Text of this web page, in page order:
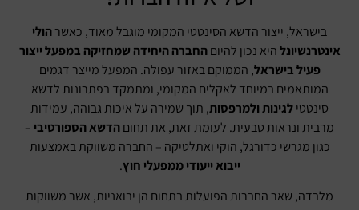
בישראל, ייצור הדשא הסינטטי המקומי מוגבל מאוד, כאשרהולי
אינטרנשיונלהיא נכון להיוםהחברה היחידה שמחזיקה במפעל ייצור
פעיל בישראל, הממוקם באזור עפולה. המפעל מייצר דגמים
המותאמים במיוחד לאקלים המקומי, ומתמקד בפתרונות לדשא
סינטטילגינות ולמרפסות, תוך שמירה על איכות גבוהה, עמידות
מרבית ונראות טבעית. לעומת זאת, את תחוםהדשא הספורטיבי–
כגון מגרשי כדורגל, הוקי ואתלטיקה – החברה משווקת באמצעות
ייבוא ייעודי ממפעלי חוץ.
מלבדה, שאר החברות הפועלות בתחום הן יבואניות, אשר משווקות